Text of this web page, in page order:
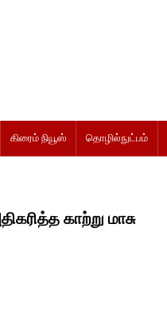
கிரைம் நியூஸ் தொழில்நுட்பம்
காற்று மாசு